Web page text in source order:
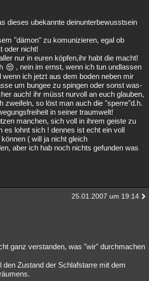
dieses ubekannte deinunterbewusstsein
"dämon" zu komunizieren, egal ob
oder nicht!
nur in euren köpfen,ihr habt die macht!
, nein im ernst, wenn ich tun undlassen
wenn ich jetzt aus dem boden neben mir
um bungee zu spingen oder sonst was-
auch! ihr müsst nurvoll an euch glauben,
zweifeln, so löst man auch die "sperre"d.h.
in seiner traumwelt!
manchen, sich voll in ihrem geiste zu
es lohnt sich ! dennes ist echt ein voll
( will ja nicht gleich
aber ich hab noch nichts gefunden was
25.01.2007 um 19:14
ganz verstanden, was "wir" durchmachen
den Zustand der Schlafstarre mit dem